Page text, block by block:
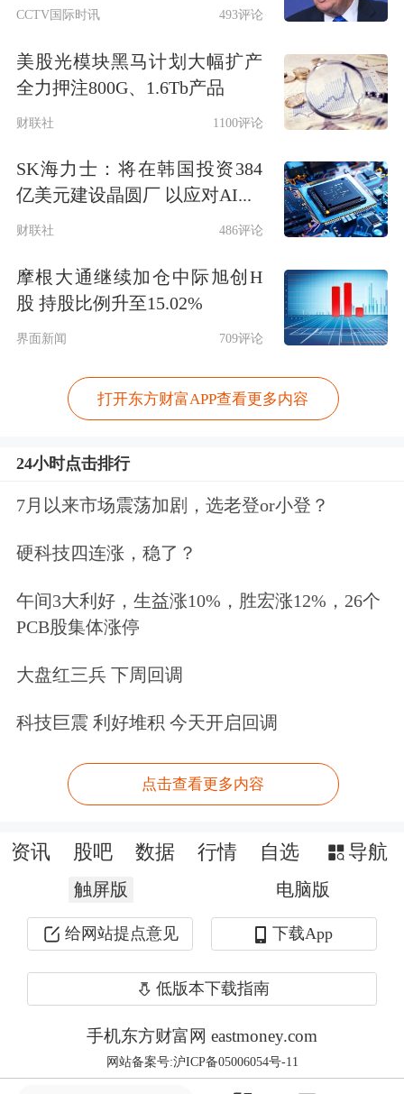
股东户数与股本
截至2025年3月31日，公司最新总股本
为11.75亿股，且均为流通股。户均持
有流通股数量由上期的2.84万股上升至
3.32万股，户均流通市值67.02万元。
户均持股金额
中国重汽户均持有流通市值高于行业平
均水平。根据Choice数据，截至2025年
3月31日，汽车行业A股上市公司平均
中，25.70%的公司户均持有流通股市值
汽车行业户均流通市值分布
CCTV国际时讯 493评论
美股光模块黑马计划大幅扩产
全力押注800G、1.6Tb产品
财联社 1100评论
SK海力士：将在韩国投资384
亿美元建设晶圆厂 以应对AI...
财联社 486评论
摩根大通继续加仓中际旭创H
股 持股比例升至15.02%
界面新闻 709评论
打开东方财富APP查看更多内容
24小时点击排行
7月以来市场震荡加剧，选老登or小登？
硬科技四连涨，稳了？
午间3大利好，生益涨10%，胜宏涨12%，26个
PCB股集体涨停
大盘红三兵 下周回调
科技巨震 利好堆积 今天开启回调
点击查看更多内容
资讯 股吧 数据 行情 自选 导航
触屏版 电脑版
给网站提点意见 下载App
低版本下载指南
手机东方财富网 eastmoney.com
网站备案号:沪ICP备05006054号-11